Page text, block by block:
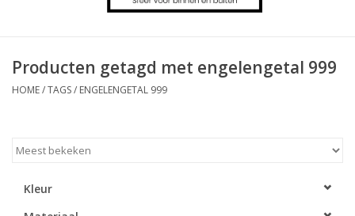
Geurkaarsen
Producten getagd met engelengetal 999
HOME/TAGS/ ENGELENGETAL 999
Kleur